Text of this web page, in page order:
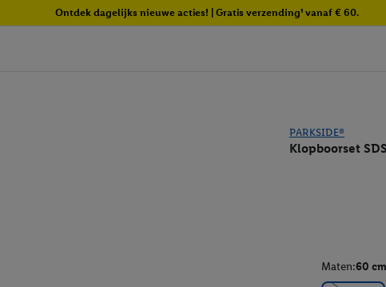
Ontdek dagelijks nieuwe acties! | Gratis verzending¹ vanaf € 60.
PARKSIDE®
Klopboorset
Maten:60 cm